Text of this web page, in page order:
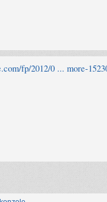
fp/2012/0 ... more-